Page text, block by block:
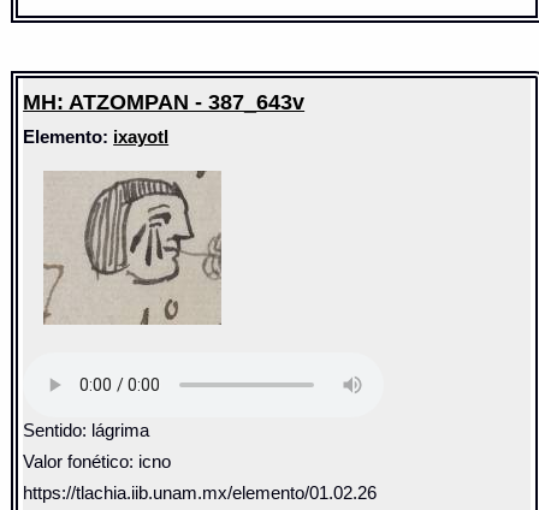
MH: ATZOMPAN - 387_643v
Elemento: ixayotl
Sentido: lágrima
Valor fonético: icno
https://tlachia.iib.unam.mx/elemento/01.02.26